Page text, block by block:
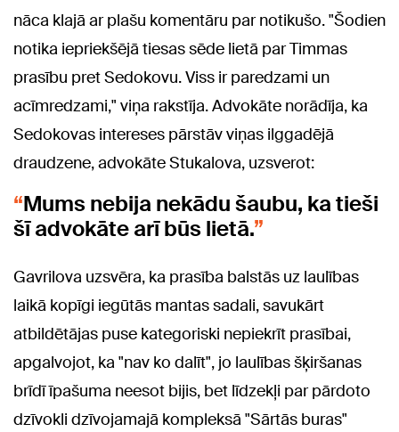
nāca klajā ar plašu komentāru par notikušo. "Šodien
notika iepriekšējā tiesas sēde lietā par Timmas
prasību pret Sedokovu. Viss ir paredzami un
acīmredzami," viņa rakstīja. Advokāte norādīja, ka
Sedokovas intereses pārstāv viņas ilggadējā
draudzene, advokāte Stukalova, uzsverot:
Mums nebija nekādu šaubu, ka tieši
šī advokāte arī būs lietā.
Gavrilova uzsvēra, ka prasība balstās uz laulības
laikā kopīgi iegūtās mantas sadali, savukārt
atbildētājas puse kategoriski nepiekrīt prasībai,
apgalvojot, ka "nav ko dalīt", jo laulības šķiršanas
brīdī īpašuma neesot bijis, bet līdzekļi par pārdoto
dzīvokli dzīvojamajā kompleksā "Sārtās buras"